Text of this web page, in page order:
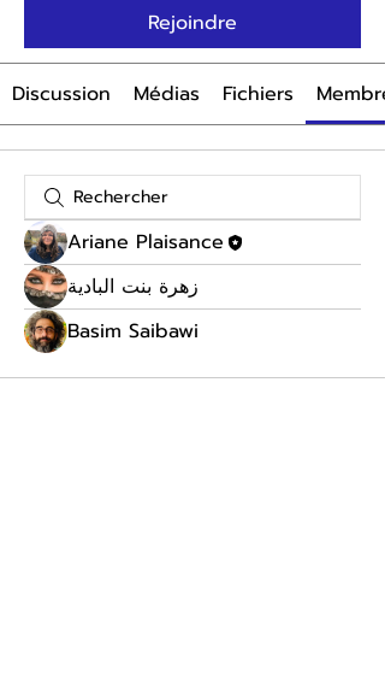
Rejoindre
Discussion Médias Fichiers
Ariane Plaisance
زهرة بنت البادية
Basim Saibawi